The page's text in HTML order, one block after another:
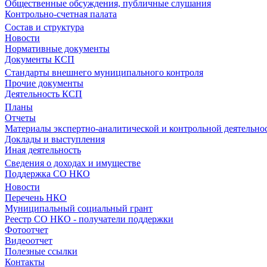
Общественные обсуждения, публичные слушания
Контрольно-счетная палата
Состав и структура
Новости
Нормативные документы
Документы КСП
Стандарты внешнего муниципального контроля
Прочие документы
Деятельность КСП
Планы
Отчеты
Материалы экспертно-аналитической и контрольной
Доклады и выступления
Иная деятельность
Сведения о доходах и имуществе
Поддержка СО НКО
Новости
Перечень НКО
Муниципальный социальный грант
Реестр СО НКО - получатели поддержки
Фотоотчет
Видеоотчет
Полезные ссылки
Контакты